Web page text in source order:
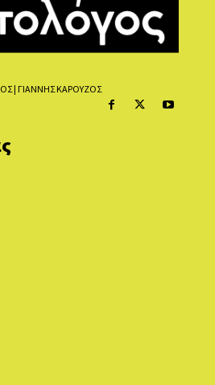
| ΓΙΑΝΝΗΣ ΚΑΡΟΥΖΟΣ